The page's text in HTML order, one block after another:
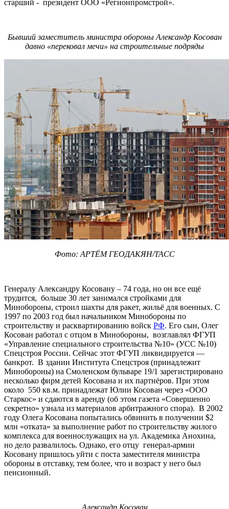
старший - президент ООО «Регионпромстрой».
Бывший заместитель министра обороны Александр Косован
давно «перековал мечи» на строительные подряды
Фото: АРТЁМ ГЕОДАКЯН/ТАСС
Генералу Александру Косовану – 74 года, но он все ещё
трудится, больше 30 лет занимался стройками для
Минобороны, строил шахты для ракет, жильё для военных. С
1997 по 2003 год был начальником Минобороны по
строительству и расквартированию войск РФ. Его сын, Олег
Косован работал с отцом в Минобороны, возглавлял ФГУП
«Управление специального строительства №10» (УСС №10)
Спецстроя России. Сейчас этот ФГУП ликвидируется —
банкрот. В здании Института Спецстроя (принадлежит
Минобороны) на Смоленском бульваре 19/1 зарегистрировано
несколько фирм детей Косована и их партнёров. При этом
около 550 кв.м. принадлежат Юлии Косован через «ООО
Старкос» и сдаются в аренду (об этом газета «Совершенно
секретно» узнала из материалов арбитражного спора). В 2002
году Олега Косована попытались обвинить в получении $2
млн «отката» за выполнение работ по строительству жилого
комплекса для военнослужащих на ул. Академика Анохина,
но дело развалилось. Однако, его отцу генерал-армии
Косовану пришлось уйти с поста заместителя министра
обороны в отставку, тем более, что и возраст у него был
пенсионный.
Александр Косован